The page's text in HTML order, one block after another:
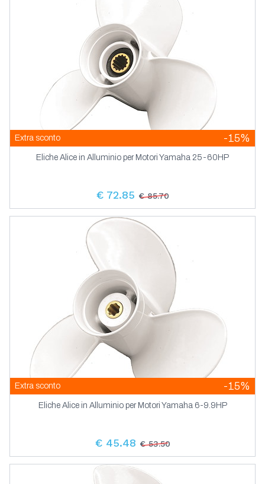
Extra sconto -15%
Eliche Alice in Alluminio per Motori Yamaha 25-60HP
€ 72.85 € 85.70
Extra sconto -15%
Eliche Alice in Alluminio per Motori Yamaha 6-9.9HP
€ 45.48 € 53.50